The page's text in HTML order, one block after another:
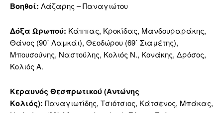
Βοηθοί: Λάζαρης – Παναγιώτου
Δόξα Ωρωπού: Κάππας, Κροκίδας, Μανδουραράκης,
Θάνος (90΄ Λαμκάι), Θεοδώρου (69΄ Σιαμέτης),
Μπουσούνης, Ναστούλης, Κολιός Ν., Κονάκης, Δρόσος,
Κολιός Α.
Κεραυνός Θεσπρωτικού (Αντώνης
Κολιός): Παναγιωτίδης, Τσιότσιος, Κάτσενος, Μπάκας,